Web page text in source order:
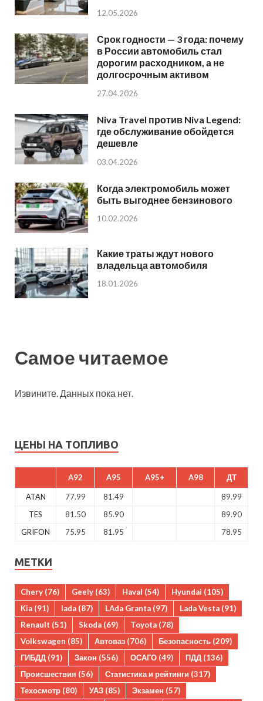
12.05.2026
Срок годности — 3 года: почему
в России автомобиль стал
дорогим расходником, а не
долгосрочным активом
27.04.2026
Niva Travel против Niva Legend:
где обслуживание обойдется
дешевле
03.04.2026
Когда электромобиль может
быть выгоднее бензинового
10.02.2026
Какие траты ждут нового
владельца автомобиля
18.01.2026
Самое читаемое
Извините. Данных пока нет.
ЦЕНЫ НА ТОПЛИВО
A92 A95 A95+ A98 ДТ
ATAN 77.99 81.49
89.99
TES
81.50 85.90
89.90
GRIFON
75.95 81.95 78.95
МЕТКИ
Chery (76) Geely (63) Haval (54) Hyundai (105)
Kia (91) lada (87) LAda Granta (97) Lada Vesta (91)
Renault (51) Skoda (69) Toyota (78)
Volkswagen (85) Автоваз (706) Безопасность (209)
ГИБДД (91) Закон (556) ОСАГО (49) ПДД (136)
Происшествия (56) Статистика и рейтинги (317)
Техосмотр (80) УАЗ (85) Экзамен (57)